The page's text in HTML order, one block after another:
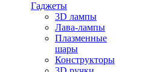
Гаджеты
3D лампы
Лава-лампы
Плазменные
шары
Конструкторы